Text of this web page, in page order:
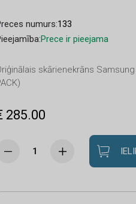
numurs:133
Prece ir pieejama
skārienekrāns
285.00